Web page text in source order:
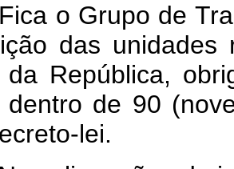
o Grupo de
das unidades
República,
dentro de 90
lei.